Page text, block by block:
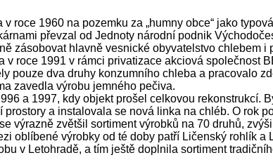
roce 1960 na pozemku za „humny obce“ jako
převzal od Jednoty národní podnik
zásobovat hlavně vesnické obyvatelstvo chlebem i
v roce 1991 v rámci privatizace akciová společnost
pouze dva druhy konzumního chleba a pracovalo
zavedla výrobu jemného pečiva.
a 1997, kdy objekt prošel celkovou rekonstrukcí.
a instalovala se nová linka na chléb. O rok
výrazně zvětšil sortiment výrobků na 70 druhů,
oblíbené výrobky od té doby patří Ličenský rohlík a
v Letohradě, a tím ještě doplnila sortiment